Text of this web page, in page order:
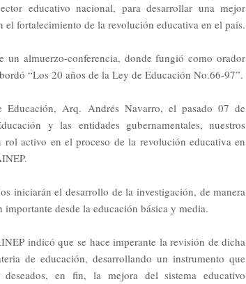
educativo nacional, para desarrollar una mejor
fortalecimiento de la revolución educativa en el país.
almuerzo-conferencia, donde fungió como orador
“Los 20 años de la Ley de Educación No.66-97”.
Arq. Andrés Navarro, el pasado 07 de
y las entidades gubernamentales, nuestros
activo en el proceso de la revolución educativa en
iniciarán el desarrollo de la investigación, de manera
desde la educación básica y media.
indicó que se hace imperante la revisión de dicha
de educación, desarrollando un instrumento que
en fin, la mejora del sistema educativo